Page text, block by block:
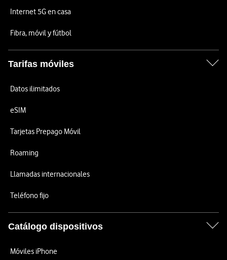
Internet 5G en casa
Fibra, móvil y fútbol
Tarifas móviles
Datos ilimitados
eSIM
Tarjetas Prepago Móvil
Roaming
Llamadas internacionales
Teléfono fijo
Catálogo dispositivos
Móviles iPhone